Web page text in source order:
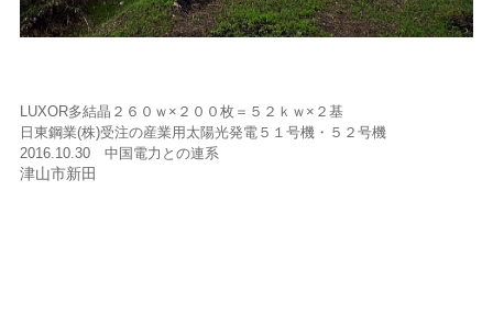
LUXOR多結晶２６０ｗ×２００枚＝５２ｋｗ×２基
日東鋼業(株)受注の産業用太陽光発電５１号機・５２号機
2016.10.30 中国電力との連系
津山市新田